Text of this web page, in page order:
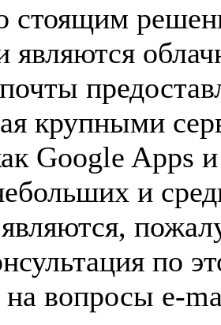
стоящим
являются
крупными
Google Apps
и
по
на вопросы e-